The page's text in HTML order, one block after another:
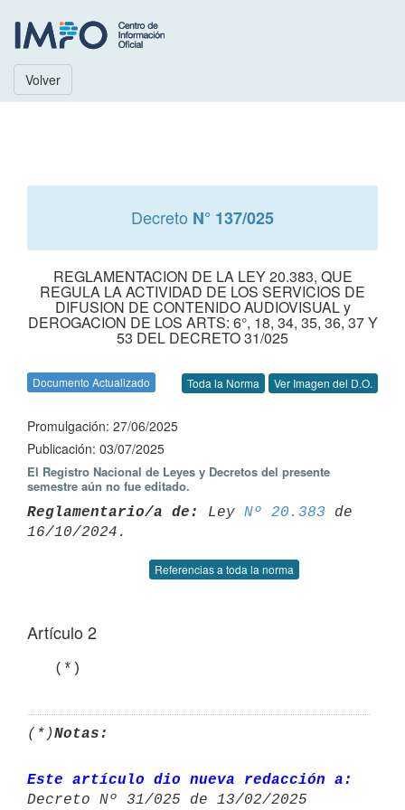
Volver
Decreto N° 137/025
REGLAMENTACION DE LA LEY 20.383, QUE
REGULA LA ACTIVIDAD DE LOS SERVICIOS DE
DIFUSION DE CONTENIDO AUDIOVISUAL y
DEROGACION DE LOS ARTS: 6°, 18, 34, 35, 36, 37 Y
53 DEL DECRETO 31/025
Documento Actualizado Toda la Norma Ver Imagen del D.O.
Promulgación: 27/06/2025
Publicación: 03/07/2025
El Registro Nacional de Leyes y Decretos del presente
semestre aún no fue editado.
Reglamentario/a de: Ley Nº 20.383 de
Referencias a toda la norma
Artículo 2
   (*)
(*)Notas:
Este artículo dio nueva redacción a:
Decreto Nº 31/025 de 13/02/2025